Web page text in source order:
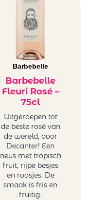
Barbebelle
Barbebelle
Fleuri Rosé –
75cl
Uitgeroepen tot
de beste rosé van
de wereld, door
Decanter! Een
neus met tropisch
fruit, rijpe besjes
en roosjes. De
smaak is fris en
fruitig.